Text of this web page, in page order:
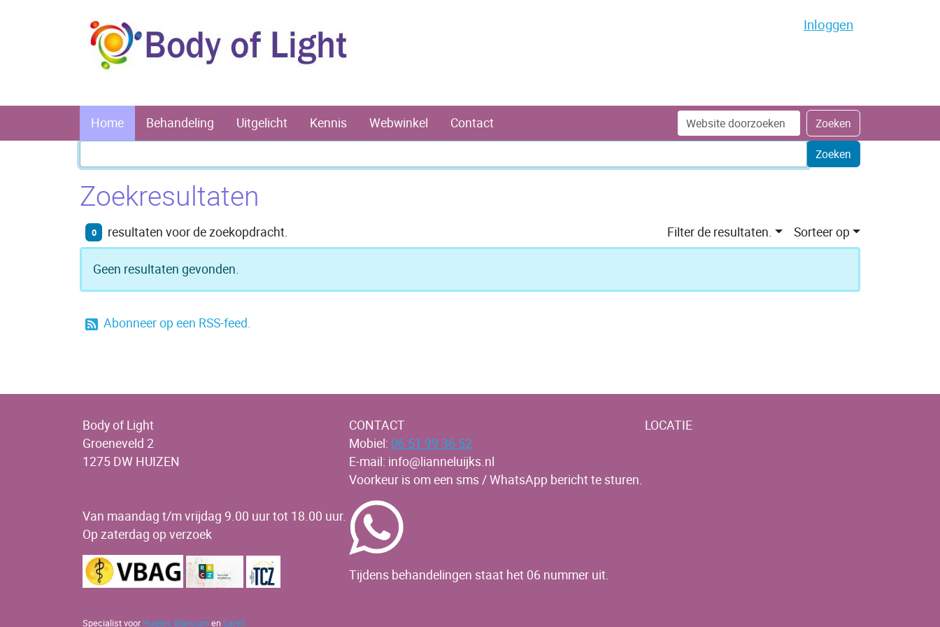
Inloggen
Home Behandeling Uitgelicht Kennis Webwinkel Contact Zoek Zoeken
Geavanceerd
zoeken...
Zoekresultaten
0 resultaten voor de zoekopdracht. Filter de resultaten. Sorteer op
Geen resultaten gevonden.
Abonneer op een RSS-feed.
Body of Light
Groeneveld 2
1275 DW HUIZEN
Van maandag t/m vrijdag 9.00 uur tot 18.00 uur.
Op zaterdag op verzoek
Specialist voor Huizen, Blaricumen Laren
CONTACT
Mobiel: 06 51 99 36 52
E-mail: info@lianneluijks.nl
Voorkeur is om een sms / WhatsApp bericht te sturen.
Tijdens behandelingen staat het 06 nummer uit.
LOCATIE